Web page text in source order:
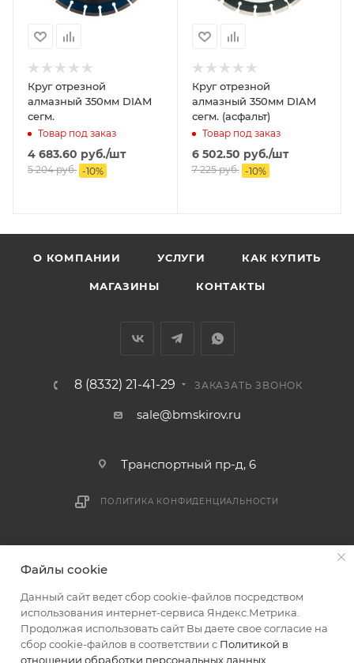
Круг отрезной
алмазный 350мм DIAM
сегм.
Товар под заказ
4 683.60 руб./шт
5 204руб. -10%
Круг отрезной
алмазный 350мм DIAM
сегм. (асфальт)
Товар под заказ
6 502.50 руб./шт
7 225руб. -10%
О КОМПАНИИ УСЛУГИ КАК КУПИТЬ
МАГАЗИНЫ КОНТАКТЫ
8 (8332) 21-41-29 ЗАКАЗАТЬ ЗВОНОК
sale@bmskirov.ru
Транспортный пр-д, 6
ПОЛИТИКА КОНФИДЕНЦИАЛЬНОСТИ
Файлы cookie
Данный сайт ведет сбор cookie-файлов посредством
использования интернет-сервиса Яндекс.Метрика.
Продолжая использовать сайт Вы даете свое согласие на
сбор cookie-файлов в соответствии с Политикой в
отношении обработки персональных данных